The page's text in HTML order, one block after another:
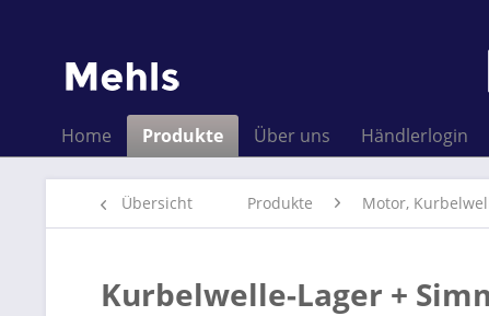
Home Produkte Über uns Händlerlogin
Übersicht Produkte Motor,
Kurbelwelle-Lager +